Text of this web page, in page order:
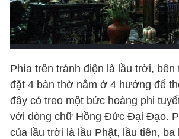
Phía trên tránh điện là lầu trời, bên
đặt 4 bàn thờ nằm ở 4 hướng để
đây có treo một bức hoàng phi
với dòng chữ Hồng Đức Đại Đạo.
của lầu trời là lầu Phật, lầu tiên, ba